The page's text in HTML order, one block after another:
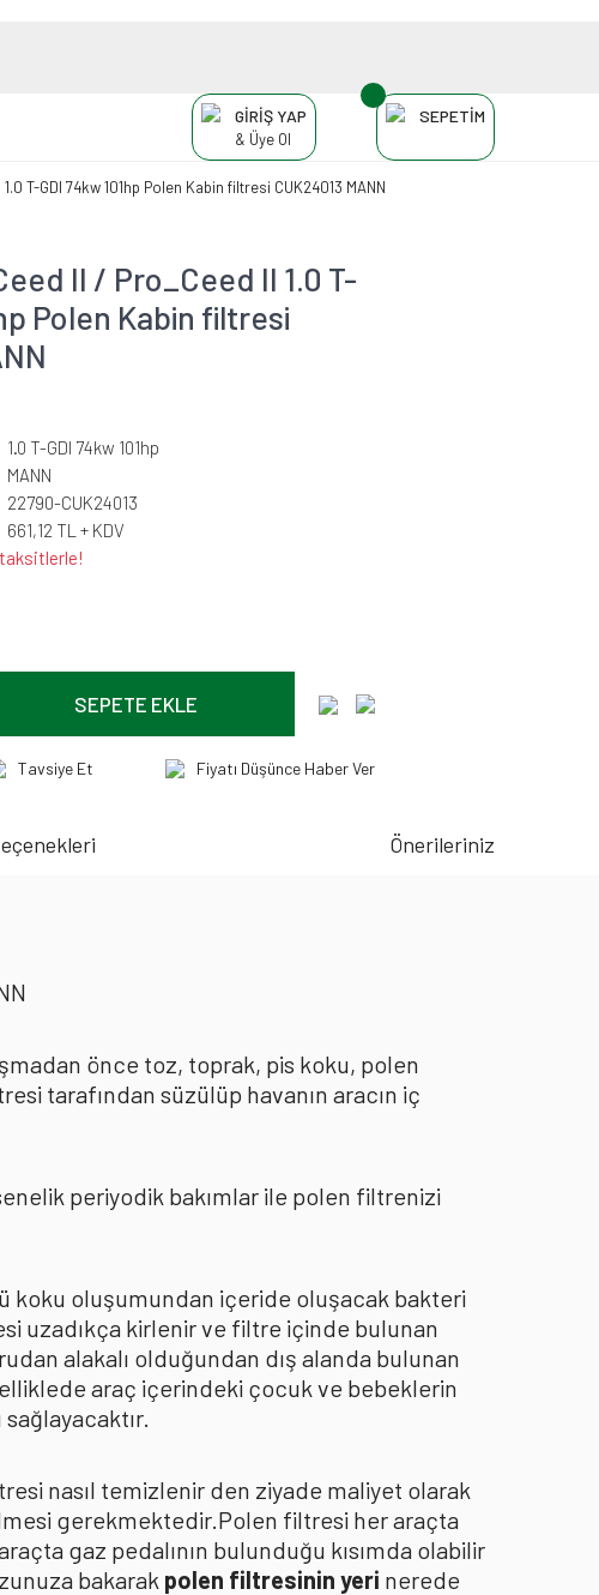
GİRİŞ YAP
& Üye Ol
SEPETİM
T-GDI 74kw 101hp Polen Kabin filtresi CUK24013 MANN
II / Pro_Ceed II 1.0 T-
Polen Kabin filtresi
1.0 T-GDI 74kw 101hp
MANN
22790-CUK24013
661,12 TL + KDV
taksitlerle!
SEPETE EKLE
Tavsiye Et Fiyatı Düşünce Haber Ver
Önerileriniz
önce toz, toprak, pis koku, polen
tarafından süzülüp havanın aracın iç
periyodik bakımlar ile polen filtrenizi
koku oluşumundan içeride oluşacak bakteri
uzadıkça kirlenir ve filtre içinde bulunan
alakalı olduğundan dış alanda bulunan
araç içerindeki çocuk ve bebeklerin
nasıl temizlenir den ziyade maliyet olarak
gerekmektedir.Polen filtresi her araçta
gaz pedalının bulunduğu kısımda olabilir
bakarak polen filtresinin yeri nerede